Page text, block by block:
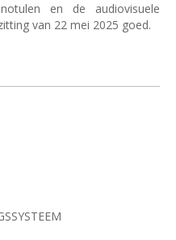
en de audiovisuele
van 22 mei 2025 goed.